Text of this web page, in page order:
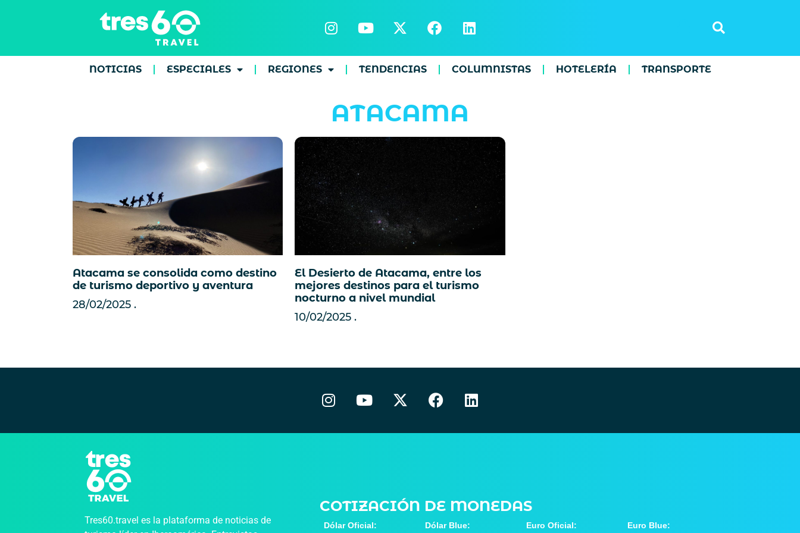
NOTICIAS ESPECIALES REGIONES TENDENCIAS COLUMNISTAS HOTELERÍA TRANSPORTE
ATACAMA
Atacama se consolida como destino
de turismo deportivo y aventura
28/02/2025
El Desierto de Atacama, entre los
mejores destinos para el turismo
nocturno a nivel mundial
10/02/2025
Tres60.travel es la plataforma de noticias de
COTIZACIÓN DE MONEDAS
Dólar Oficial:
Dólar Blue:
Euro Oficial:
Euro Blue: